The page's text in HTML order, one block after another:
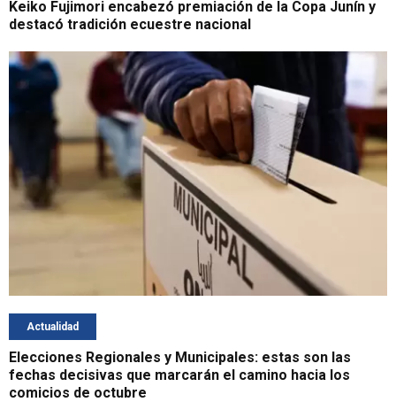
Keiko Fujimori encabezó premiación de la Copa Junín y
destacó tradición ecuestre nacional
Actualidad
Elecciones Regionales y Municipales: estas son las
fechas decisivas que marcarán el camino hacia los
comicios de octubre